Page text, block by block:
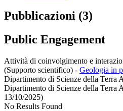
Pubblicazioni (3)
Public Engagement
Attività di coinvolgimento e
(Supporto scientifico) - Geologia in
Dipartimento di Scienze della Terra
Dipartimento di Scienze della Terra
13/10/2025)
No Results Found